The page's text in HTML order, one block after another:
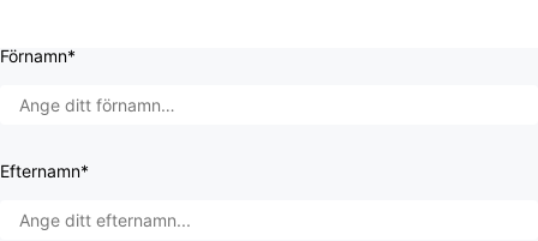
Förnamn*
Efternamn*